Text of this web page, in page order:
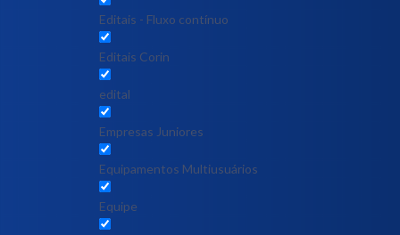
Editais - Fluxo contínuo
Editais Corin
edital
Empresas Juniores
Equipamentos Multiusuários
Equipe